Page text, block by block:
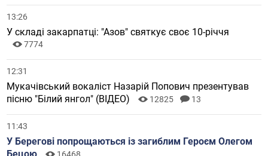
13:26
У складі закарпатці: "Азов" святкує своє 10-річчя
7774
12:31
Мукачівський вокаліст Назарій Попович презентував
пісню "Білий янгол" (ВІДЕО)
12825 13
11:43
У Берегові попрощаються із загиблим Героєм Олегом